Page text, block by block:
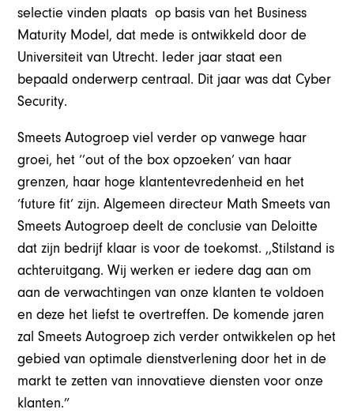
selectie vinden plaats op basis van het Business
Maturity Model, dat mede is ontwikkeld door de
Universiteit van Utrecht. Ieder jaar staat een
bepaald onderwerp centraal. Dit jaar was dat Cyber
Security.
Smeets Autogroep viel verder op vanwege haar
groei, het ‘’out of the box opzoeken’ van haar
grenzen, haar hoge klantentevredenheid en het
‘future fit’ zijn. Algemeen directeur Math Smeets van
Smeets Autogroep deelt de conclusie van Deloitte
dat zijn bedrijf klaar is voor de toekomst. ,,Stilstand is
achteruitgang. Wij werken er iedere dag aan om
aan de verwachtingen van onze klanten te voldoen
en deze het liefst te overtreffen. De komende jaren
zal Smeets Autogroep zich verder ontwikkelen op het
gebied van optimale dienstverlening door het in de
markt te zetten van innovatieve diensten voor onze
klanten.”